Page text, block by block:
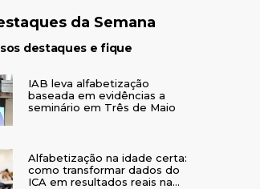
da Semana
destaques e fique
IAB leva alfabetização
baseada em evidências a
seminário em Três de Maio
Alfabetização na idade certa:
como transformar dados do
ICA em resultados reais na